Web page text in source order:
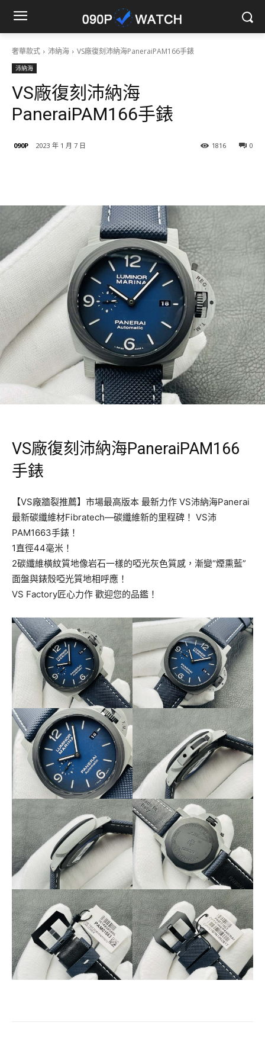
奢華款式 沛納海 VS廠復刻沛納海PaneraiPAM166手錶
沛納海
VS廠復刻沛納海
PaneraiPAM166手錶
090P 2023 年 1 月 7 日 0
1816
VS廠復刻沛納海PaneraiPAM166
手錶
【VS廠牆裂推薦】市場最高版本 最新力作 VS沛納海Panerai
最新碳纖維材Fibratech—碳纖維新的里程碑！ VS沛
PAM1663手錶！
1直徑44毫米！
2碳纖維橫紋質地像岩石一樣的啞光灰色質感，漸變“煙熏藍”
面盤與錶殼啞光質地相呼應！
VS Factory匠心力作 歡迎您的品鑑！